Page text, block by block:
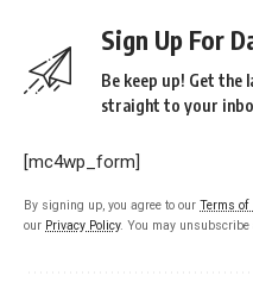
Sign Up For
Be keep up! Get the
straight to your
[mc4wp_form]
By signing up, you agree to our Terms of
our Privacy Policy. You may unsubscribe